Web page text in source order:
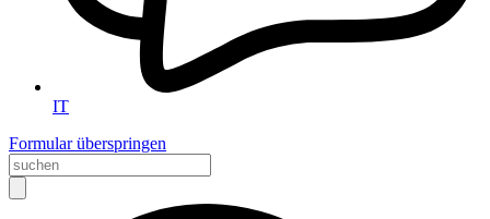
IT
Formular überspringen